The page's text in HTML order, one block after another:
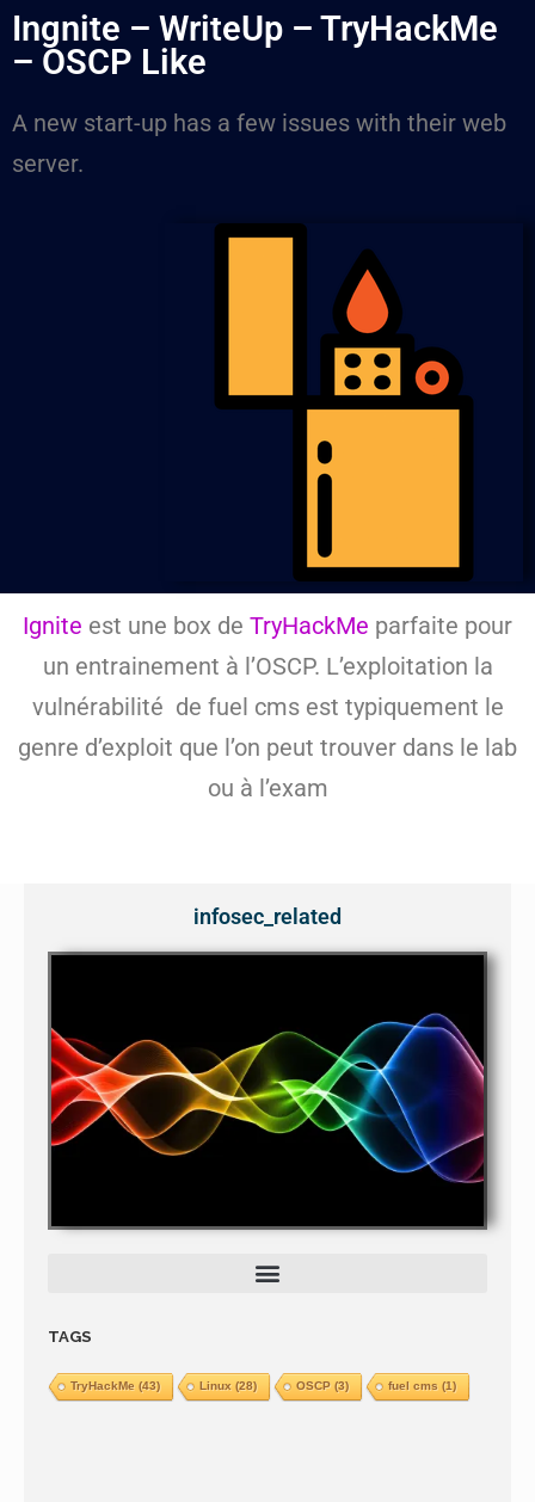
Ingnite – WriteUp – TryHackMe
– OSCP Like
A new start-up has a few issues with their web
server.
Ignite est une box de TryHackMe parfaite pour
un entrainement à l’OSCP. L’exploitation la
vulnérabilité de fuel cms est typiquement le
genre d’exploit que l’on peut trouver dans le lab
ou à l’exam
infosec_related
TAGS
TryHackMe (43) Linux (28) OSCP (3) fuel cms (1)